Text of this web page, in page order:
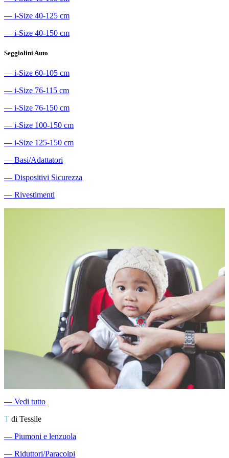
― i-Size 40-125 cm
― i-Size 40-150 cm
Seggiolini Auto
― i-Size 60-105 cm
― i-Size 76-115 cm
― i-Size 76-150 cm
― i-Size 100-150 cm
― i-Size 125-150 cm
― Basi/Adattatori
― Dispositivi Sicurezza
― Rivestimenti
― Vedi tutto
T di Tessile
― Piumoni e lenzuola
― Riduttori/Paracolpi